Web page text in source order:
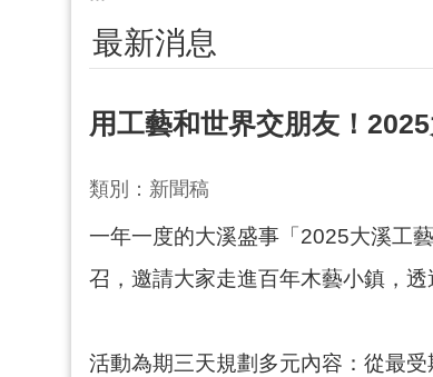
最新消息
用工藝和世界交朋友！
類別：新聞稿
一年一度的大溪盛事「2025大溪工
召，邀請大家走進百年木藝小鎮，
活動為期三天規劃多元內容：從最